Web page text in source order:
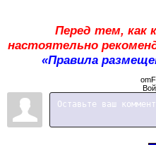
Перед тем, как
настоятельно
«Правила